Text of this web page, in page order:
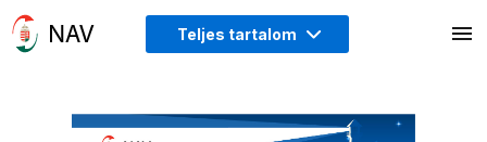
Teljes tartalom